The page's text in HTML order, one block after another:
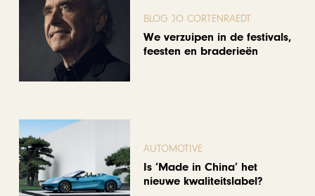
BLOG JO CORTENRAEDT
We verzuipen in de festivals,
feesten en braderieën
AUTOMOTIVE
Is ‘Made in China’ het
nieuwe kwaliteitslabel?